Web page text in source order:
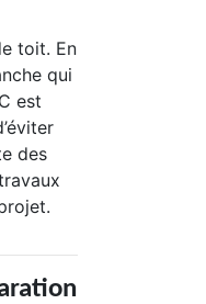
toit. En
qui
est
des